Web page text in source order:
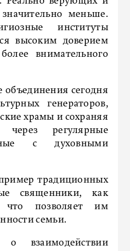
меньше.
институты
высоким доверием
внимательного
объединения сегодня
генераторов,
храмы и сохраняя
через регулярные
с духовными
традиционных
священники, как
что позволяет им
семьи.
взаимодействии